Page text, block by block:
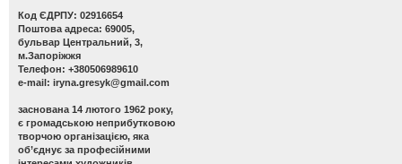
Код ЄДРПУ: 02916654
Поштова адреса: 69005,
бульвар Центральний, 3,
м.Запоріжжя
Телефон: +380506989610
e-mail: iryna.gresyk@gmail.com
заснована 14 лютого 1962 року,
є громадською неприбутковою
творчою організацією, яка
об’єднує за професійними